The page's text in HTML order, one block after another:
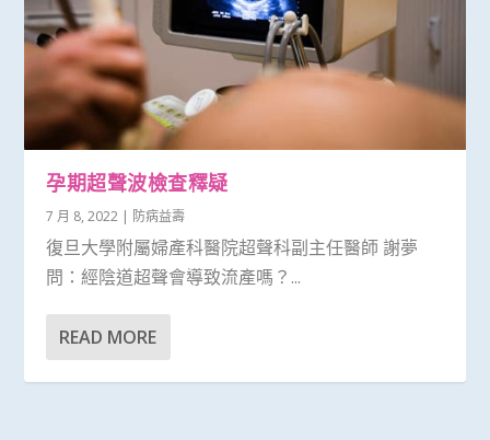
孕期超聲波檢查釋疑
7 月 8, 2022 | 防病益壽
復旦大學附屬婦產科醫院超聲科副主任醫師 謝夢
問：經陰道超聲會導致流產嗎？...
READ MORE